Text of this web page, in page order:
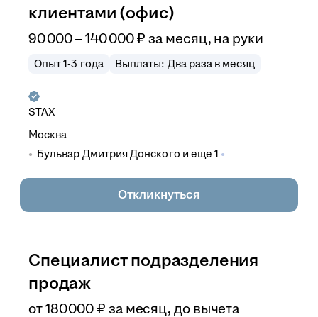
клиентами (офис)
90 000–140 000₽ за месяц, на руки
Опыт 1-3 года Выплаты: Два раза в месяц
STAX
Москва
Бульвар Дмитрия Донского и еще 1
Откликнуться
Специалист подразделения
продаж
от180 000 ₽ за месяц, до вычета